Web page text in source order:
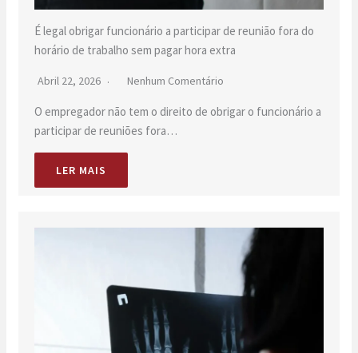
É legal obrigar funcionário a participar de reunião fora do
horário de trabalho sem pagar hora extra
Abril 22, 2026 Nenhum Comentário
O empregador não tem o direito de obrigar o funcionário a
participar de reuniões fora…
LER MAIS